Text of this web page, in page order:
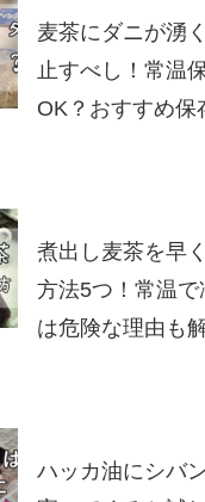
麦茶にダニが湧
止すべし！常温
OK？おすすめ保
煮出し麦茶を早
方法5つ！常温で
は危険な理由も
ハッカ油にシバ